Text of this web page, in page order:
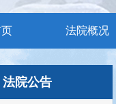
法院概况
法院公告